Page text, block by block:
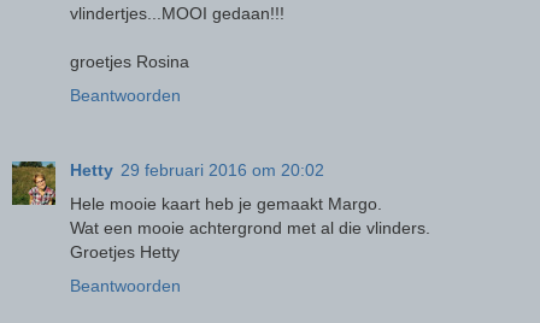
vlindertjes...MOOI gedaan!!!
groetjes Rosina
Beantwoorden
Hetty 29 februari 2016 om 20:02
Hele mooie kaart heb je gemaakt Margo.
Wat een mooie achtergrond met al die vlinders.
Groetjes Hetty
Beantwoorden